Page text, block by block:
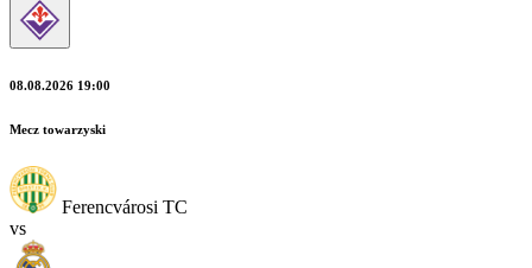
08.08.2026 19:00
Mecz towarzyski
Ferencvárosi TC
vs